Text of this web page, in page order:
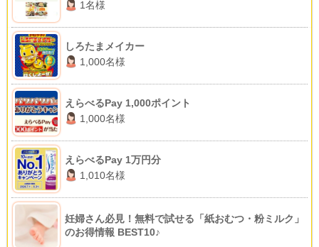
1名様
しろたまメイカー
1,000名様
えらべるPay 1,000ポイント
1,000名様
えらべるPay 1万円分
1,010名様
妊婦さん必見！無料で試せる「紙おむつ・粉ミルク」
のお得情報 BEST10♪